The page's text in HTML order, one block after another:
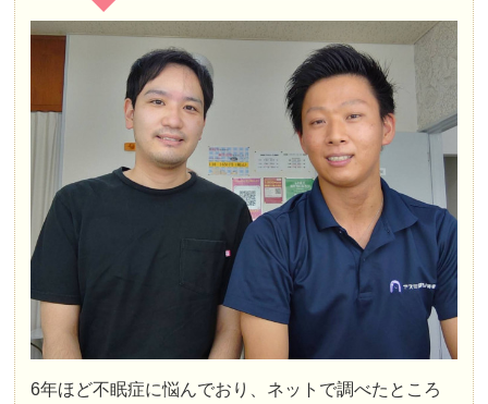
6年ほど不眠症に悩んでおり、ネットで調べたところ